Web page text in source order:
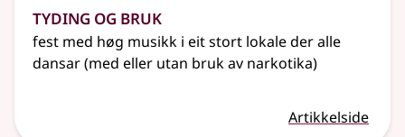
Tyding og bruk
fest med høg musikk i eit stort lokale der alle
dansar (med eller utan bruk av narkotika)
Artikkelside